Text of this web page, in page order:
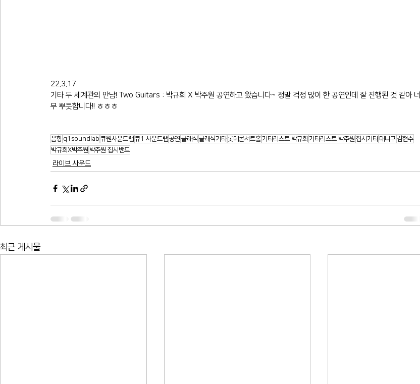
22.3.17
기타 두 세계관의 만남! Two Guitars : 박규희 X 박주원 공연하고 왔습니다~ 정말 걱정 많이 한 공연인데 잘 진행된 것 같아 너
무 뿌듯합니다!! ㅎㅎㅎ
음향 q1soundlab 큐원사운드랩큐1 사운드랩공연 클래식 클래식기타롯데콘서트홀기타리스트 박규희 기타리스트 박주원 집시기타 대니구김현수
박규희X박주원 박주원 집시밴드
라이브 사운드
최근 게시물